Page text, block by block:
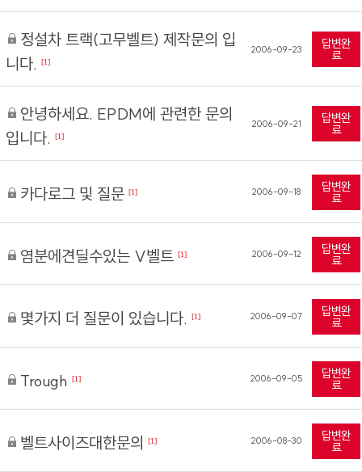
정설차 트랙(고무벨트) 제작문의 입
니다.
[1]
2006-09-23 답변완
료
안녕하세요. EPDM에 관련한 문의
입니다.
[1]
2006-09-21 답변완
료
카다로그 및 질문 [1] 2006-09-18 답변완
료
염분에견딜수있는 V벨트 [1] 2006-09-12 답변완
료
몇가지 더 질문이 있습니다. [1] 2006-09-07 답변완
료
Trough [1] 2006-09-05 답변완
료
벨트사이즈대한문의 [1] 2006-08-30 답변완
료